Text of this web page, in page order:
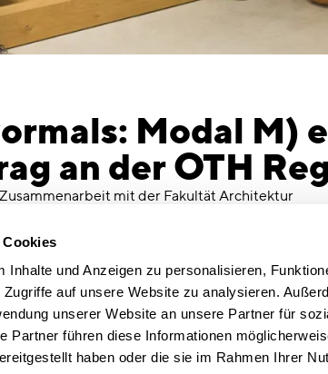
Cookies
Inhalte und Anzeigen zu personalisieren,
auf unsere Website zu analysieren.
unserer Website an unsere Partner für
Partner führen diese Informationen
haben oder die sie im Rahmen Ihrer
Modal M)
an der OTH
mit der Fakultät Architektur
Geschäftsführer Reiner Nowak arbeitet im
den Studenten der Studiengänge
in den Fächern „Bauen im Bestand“
umfasst u.a. die liturgische
St. Pius in Kelheim.